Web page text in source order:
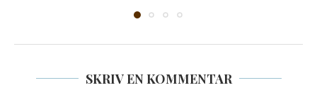
SKRIV EN KOMMENTAR